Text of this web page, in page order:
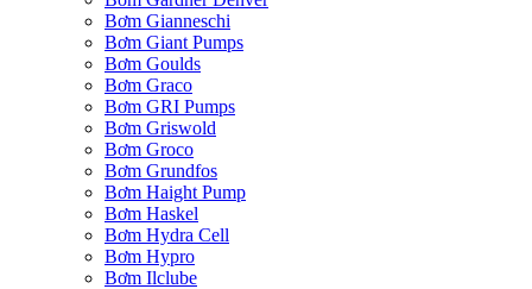
Bơm Gianneschi
Bơm Giant Pumps
Bơm Goulds
Bơm Graco
Bơm GRI Pumps
Bơm Griswold
Bơm Groco
Bơm Grundfos
Bơm Haight Pump
Bơm Haskel
Bơm Hydra Cell
Bơm Hypro
Bơm Ilclube